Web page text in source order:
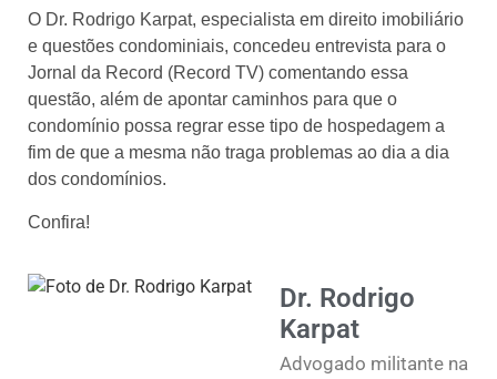
O Dr. Rodrigo Karpat, especialista em direito imobiliário
e questões condominiais, concedeu entrevista para o
Jornal da Record (Record TV) comentando essa
questão, além de apontar caminhos para que o
condomínio possa regrar esse tipo de hospedagem a
fim de que a mesma não traga problemas ao dia a dia
dos condomínios.
Confira!
Dr. Rodrigo
Karpat
Advogado militante na